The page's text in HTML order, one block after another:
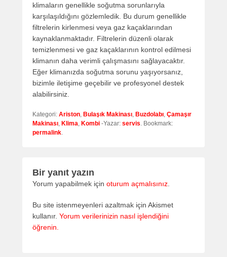
klimaların genellikle soğutma sorunlarıyla
karşılaşıldığını gözlemledik. Bu durum genellikle
filtrelerin kirlenmesi veya gaz kaçaklarından
kaynaklanmaktadır. Filtrelerin düzenli olarak
temizlenmesi ve gaz kaçaklarının kontrol edilmesi
klimanın daha verimli çalışmasını sağlayacaktır.
Eğer klimanızda soğutma sorunu yaşıyorsanız,
bizimle iletişime geçebilir ve profesyonel destek
alabilirsiniz.
Kategori: Ariston Bulaşık Makinası Buzdolabı Çamaşır
Makinası Klima Kombi -Yazar: servis . Bookmark:
permalink
Bir yanıt yazın
Yorum yapabilmek için oturum açmalısınız
Bu site istenmeyenleri azaltmak için Akismet
kullanır. Yorum verilerinizin nasıl işlendiğini
öğrenin.